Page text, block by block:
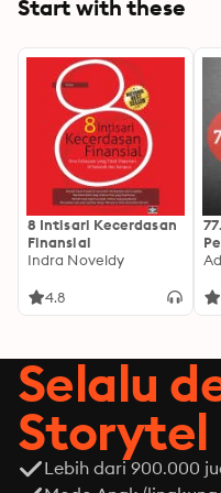
Start with these
8 Intisari Kecerdasan
Finansial
Indra Noveldy
4.8
Selalu
Storytel
Lebih dari 900.000